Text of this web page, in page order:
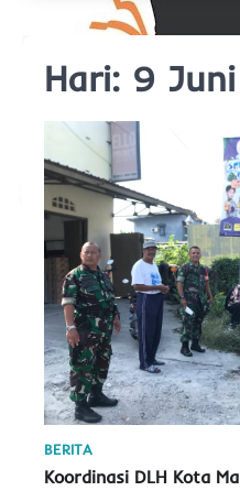
Hari: 9
BERITA
Koordinasi DLH Kota